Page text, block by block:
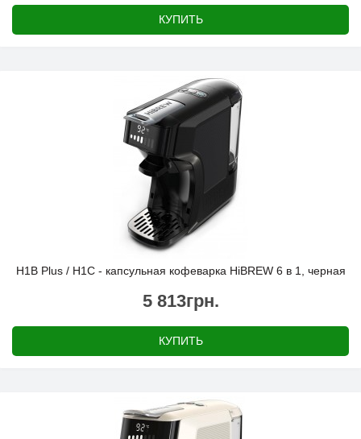
КУПИТЬ
H1B Plus / H1C - капсульная кофеварка HiBREW 6 в 1, черная
5 813грн.
КУПИТЬ